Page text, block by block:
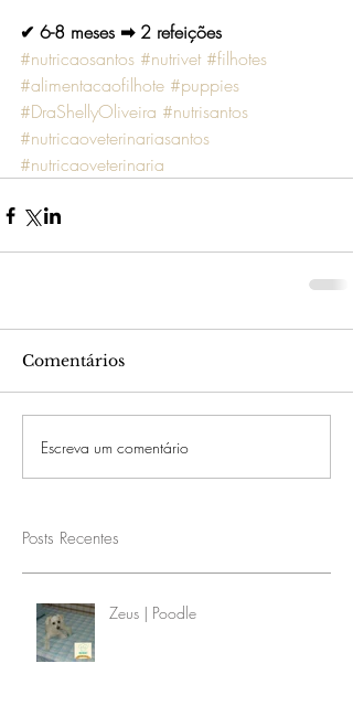
✔ 6-8 meses ➡ 2 refeições
#nutricaosantos #nutrivet #filhotes
#alimentacaofilhote #puppies
#DraShellyOliveira #nutrisantos
#nutricaoveterinariasantos
#nutricaoveterinaria
Comentários
Escreva um comentário
Posts Recentes
Zeus | Poodle